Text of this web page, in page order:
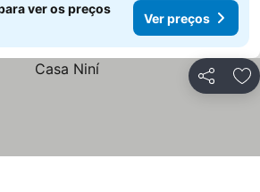
ver os preços
Ver preços
Partilhar